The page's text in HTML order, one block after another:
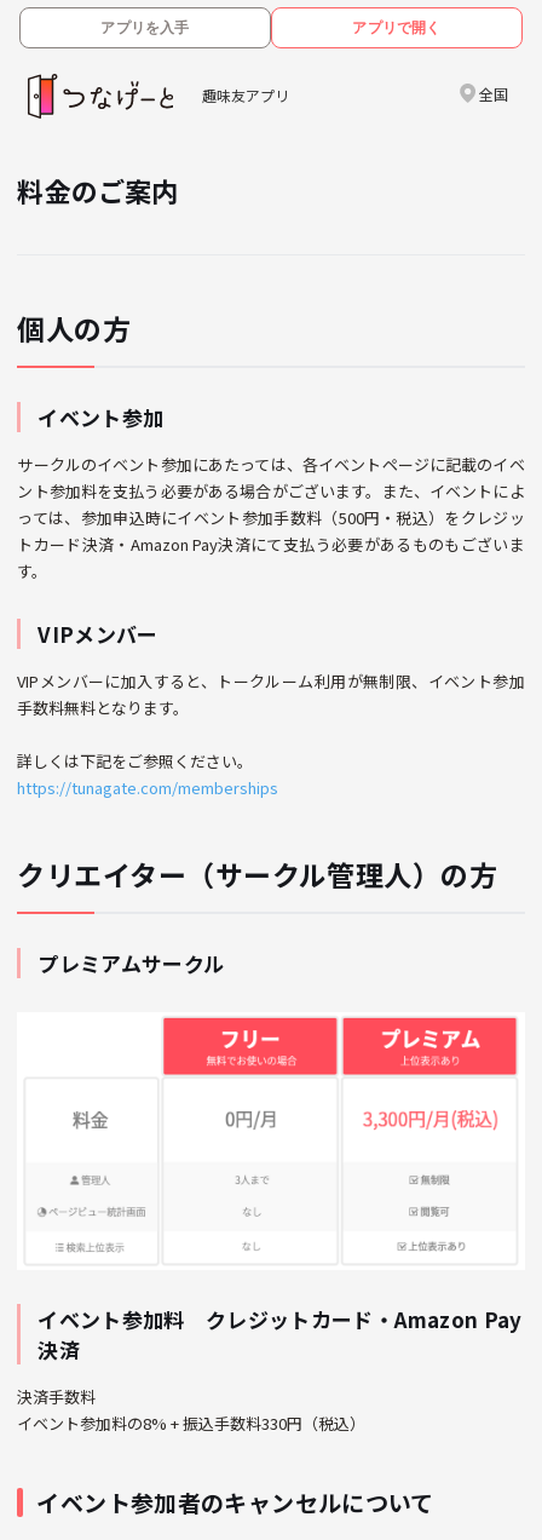
アプリを入手 アプリで開く
趣味友アプリ 全国
料金のご案内
個人の方
イベント参加
サークルのイベント参加にあたっては、各イベントページに記載のイベ
ント参加料を支払う必要がある場合がございます。また、イベントによ
っては、参加申込時にイベント参加手数料（500円・税込）をクレジッ
トカード決済・Amazon Pay決済にて支払う必要があるものもございま
す。
VIPメンバー
VIPメンバーに加入すると、トークルーム利用が無制限、イベント参加
手数料無料となります。
詳しくは下記をご参照ください。
https://tunagate.com/memberships
クリエイター（サークル管理人）の方
プレミアムサークル
イベント参加料 クレジットカード・Amazon Pay
決済
決済手数料
イベント参加料の8% + 振込手数料330円（税込）
イベント参加者のキャンセルについて